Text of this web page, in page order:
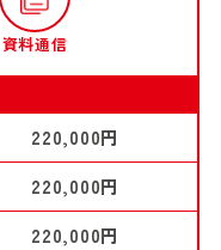
資料通信
220,000円
220,000円
220,000円